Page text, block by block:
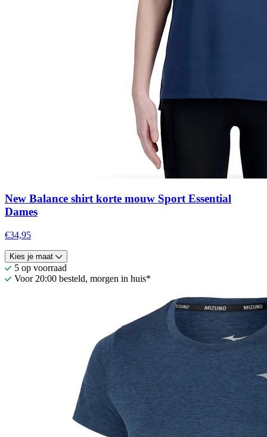
New Balance shirt korte mouw Sport Essential
Dames
€34,95
Kies je maat
5 op voorraad
Voor 20:00 besteld, morgen in huis*